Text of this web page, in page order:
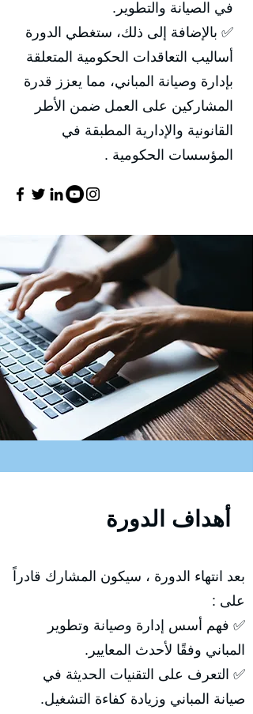
في الصيانة والتطوير.
✅ بالإضافة إلى ذلك، ستغطي الدورة
أساليب التعاقدات الحكومية المتعلقة
بإدارة وصيانة المباني، مما يعزز قدرة
المشاركين على العمل ضمن الأطر
القانونية والإدارية المطبقة في
المؤسسات الحكومية .
بعد انتهاء الدورة ، سيكون المشارك قادراً
على :
✅ فهم أسس إدارة وصيانة وتطوير
المباني وفقًا لأحدث المعايير.
✅ التعرف على التقنيات الحديثة في
صيانة المباني وزيادة كفاءة التشغيل.